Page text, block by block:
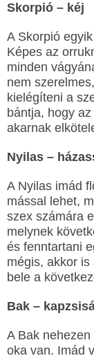
Skorpió – kéj
A Skorpió
Képes az
minden
nem
kielégíteni a
bántja, hogy
akarnak
Nyilas –
A Nyilas imád
mással lehet,
szex számára
melynek
és fenntartani
mégis, akkor
bele a
Bak –
A Bak
oka van. Imád